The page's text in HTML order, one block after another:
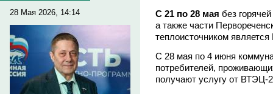
28 Мая 2026, 14:14
С 21 по 28 мая без
а также части
теплоисточником
С 28 мая по 4 июня
потребителей,
получают услугу от ВТЭЦ-